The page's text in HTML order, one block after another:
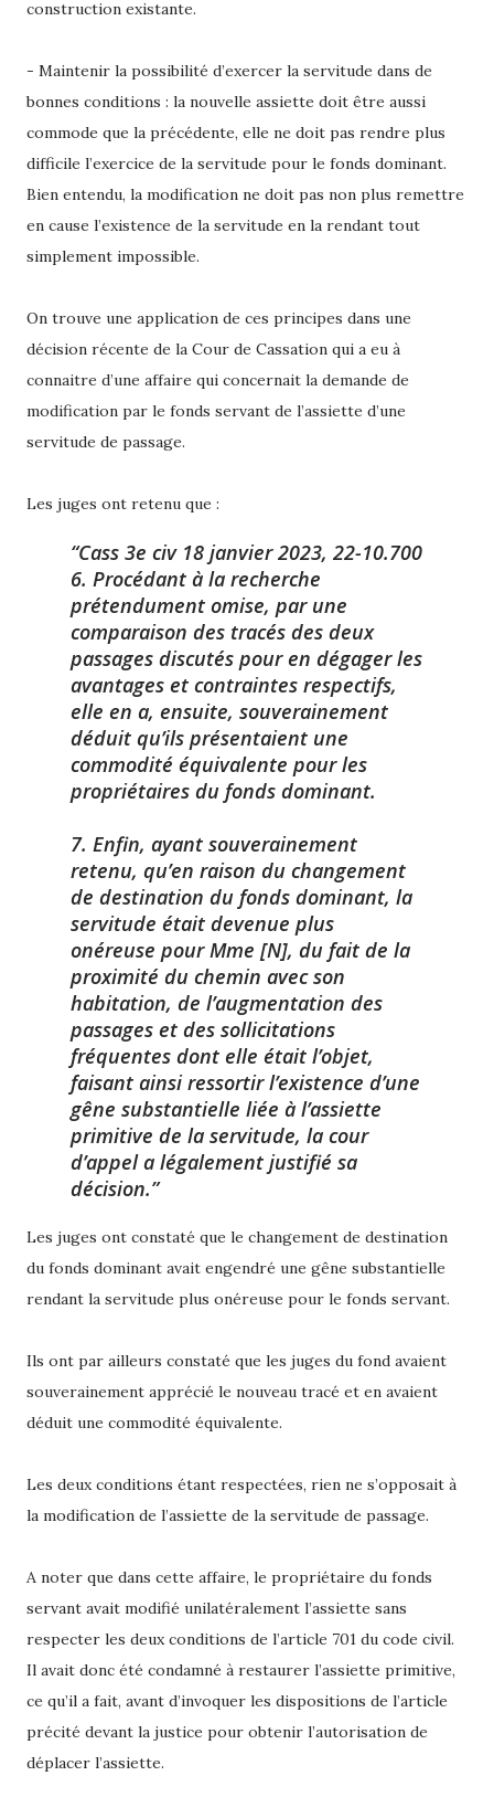
construction existante.
- Maintenir la possibilité d’exercer la servitude dans de
bonnes conditions : la nouvelle assiette doit être aussi
commode que la précédente, elle ne doit pas rendre plus
difficile l’exercice de la servitude pour le fonds dominant.
Bien entendu, la modification ne doit pas non plus remettre
en cause l’existence de la servitude en la rendant tout
simplement impossible.
On trouve une application de ces principes dans une
décision récente de la Cour de Cassation qui a eu à
connaitre d’une affaire qui concernait la demande de
modification par le fonds servant de l’assiette d’une
servitude de passage.
Les juges ont retenu que :
Cass 3e civ 18 janvier 2023, 22-10.700
6. Procédant à la recherche
prétendument omise, par une
comparaison des tracés des deux
passages discutés pour en dégager les
avantages et contraintes respectifs,
elle en a, ensuite, souverainement
déduit qu’ils présentaient une
commodité équivalente pour les
propriétaires du fonds dominant.
7. Enfin, ayant souverainement
retenu, qu’en raison du changement
de destination du fonds dominant, la
servitude était devenue plus
onéreuse pour Mme [N], du fait de la
proximité du chemin avec son
habitation, de l’augmentation des
passages et des sollicitations
fréquentes dont elle était l’objet,
faisant ainsi ressortir l’existence d’une
gêne substantielle liée à l’assiette
primitive de la servitude, la cour
d’appel a légalement justifié sa
décision.
Les juges ont constaté que le changement de destination
du fonds dominant avait engendré une gêne substantielle
rendant la servitude plus onéreuse pour le fonds servant.
Ils ont par ailleurs constaté que les juges du fond avaient
souverainement apprécié le nouveau tracé et en avaient
déduit une commodité équivalente.
Les deux conditions étant respectées, rien ne s’opposait à
la modification de l’assiette de la servitude de passage.
A noter que dans cette affaire, le propriétaire du fonds
servant avait modifié unilatéralement l’assiette sans
respecter les deux conditions de l’article 701 du code civil.
Il avait donc été condamné à restaurer l’assiette primitive,
ce qu’il a fait, avant d’invoquer les dispositions de l’article
précité devant la justice pour obtenir l’autorisation de
déplacer l’assiette.